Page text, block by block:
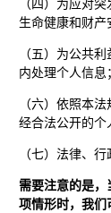
（四）为应对
生命健康和财产
（五）为公共
内处理个人信息
（六）依照本
经合法公开的个
（七）法律、
需要注意的是，
项情形时，我们